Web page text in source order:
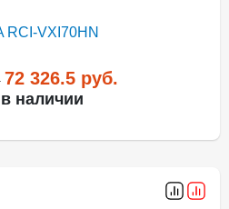
72 326.5 руб.
наличии